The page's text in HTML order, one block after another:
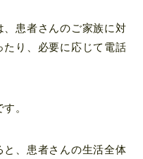
患者さんのご家族に対
たり、必要に応じて電話
。
と、患者さんの生活全体